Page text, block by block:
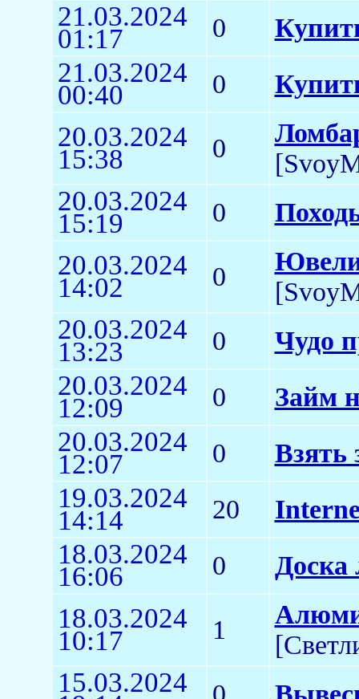
21.03.2024
01:17 0
21.03.2024
00:40 0
20.03.2024
15:38 0
20.03.2024
15:19 0
20.03.2024
14:02 0
20.03.2024
13:23 0 Чудо
20.03.2024
12:09 0 Займ
20.03.2024
12:07 0 Взять
19.03.2024
14:14 20
18.03.2024
16:06 0 Доска
18.03.2024
10:17 1
15.03.2024